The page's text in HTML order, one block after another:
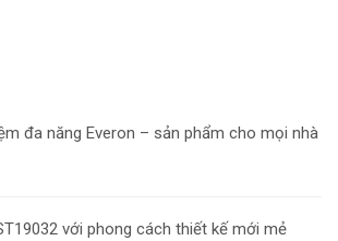
đa năng Everon – sản phẩm cho mọi nhà
với phong cách thiết kế mới mẻ